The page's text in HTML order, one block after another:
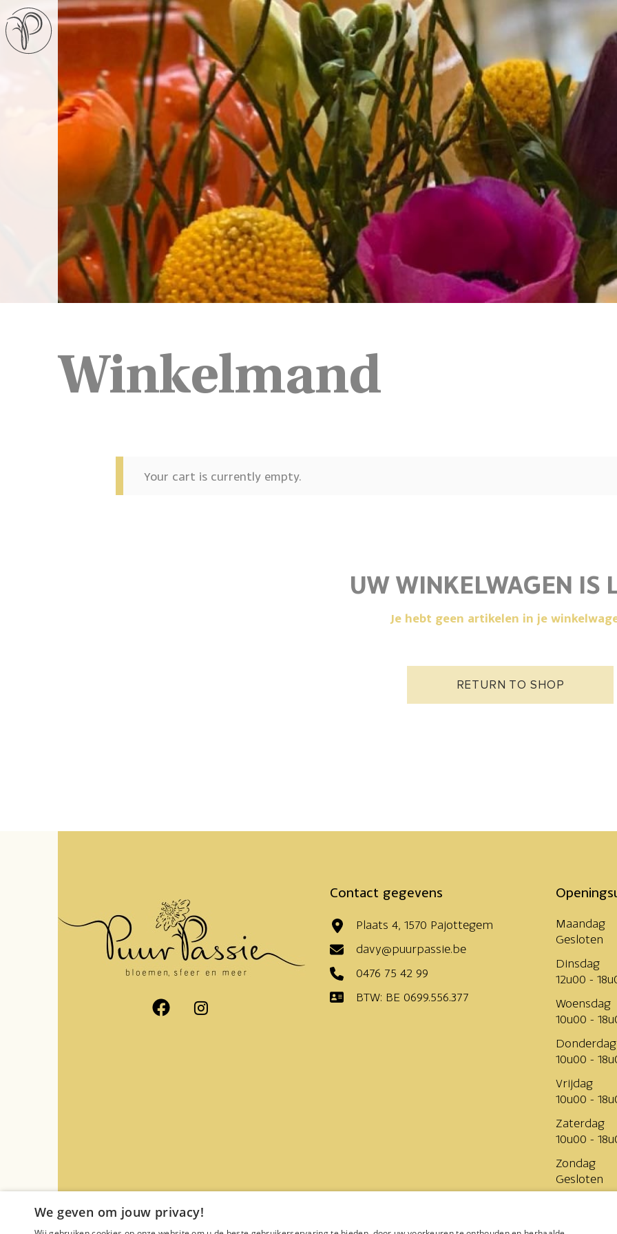
Winkelmand
Your cart is currently empty.
UW WINKELWAGEN IS
Je hebt geen artikelen in je
RETURN TO SHOP
Contact gegevens
Plaats 4, 1570 Pajottegem
davy@puurpassie.be
0476 75 42 99
BTW: BE 0699.556.377
Maandag
Gesloten
Dinsdag
12u00 -
Woensdag
10u00 -
Donderdag
10u00 -
Vrijdag
10u00 -
Zaterdag
10u00 -
Zondag
Gesloten
We geven om jouw privacy!